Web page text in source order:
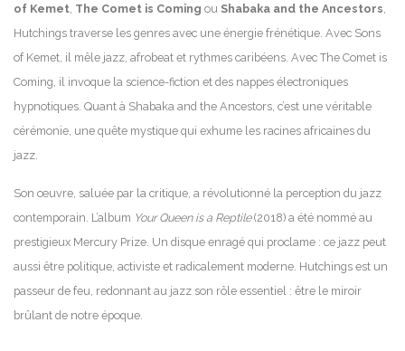
of Kemet The Comet is Coming ou Shabaka and the Ancestors
Hutchings traverse les genres avec une énergie frénétique. Avec Sons
of Kemet, il mêle jazz, afrobeat et rythmes caribéens. Avec The Comet is
Coming, il invoque la science-fiction et des nappes électroniques
hypnotiques. Quant à Shabaka and the Ancestors, c’est une véritable
cérémonie, une quête mystique qui exhume les racines africaines du
jazz.
Son œuvre, saluée par la critique, a révolutionné la perception du jazz
contemporain. L’album Your Queen is a Reptile(2018) a été nommé au
prestigieux Mercury Prize. Un disque enragé qui proclame : ce jazz peut
aussi être politique, activiste et radicalement moderne. Hutchings est un
passeur de feu, redonnant au jazz son rôle essentiel : être le miroir
brûlant de notre époque.